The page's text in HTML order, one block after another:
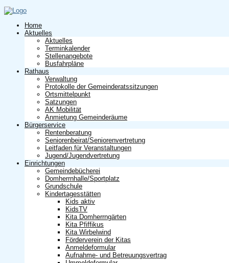
Home
Aktuelles
Aktuelles
Terminkalender
Stellenangebote
Busfahrpläne
Rathaus
Verwaltung
Protokolle der Gemeinderatssitzungen
Ortsmittelpunkt
Satzungen
AK Mobilität
Anmietung Gemeinderäume
Bürgerservice
Rentenberatung
Seniorenbeirat/Seniorenvertretung
Leitfaden für Veranstaltungen
Jugend/Jugendvertretung
Einrichtungen
Gemeindebücherei
Domherrnhalle/Sportplatz
Grundschule
Kindertagesstätten
Kids aktiv
KidsTV
Kita Domherrngärten
Kita Pfiffikus
Kita Wirbelwind
Förderverein der Kitas
Anmeldeformular
Aufnahme- und Betreuungsvertrag